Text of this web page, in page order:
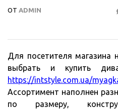
ОТ ADMIN
Для посетителя магазина
выбрать и купить
https://intstyle.com.ua/
Ассортимент наполнен
по размеру,